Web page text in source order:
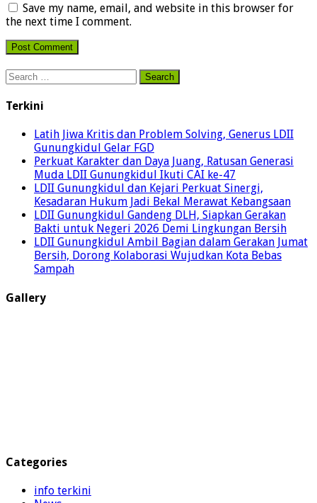
Save my name, email, and website in this browser for
the next time I comment.
Search
for:
Terkini
Latih Jiwa Kritis dan Problem Solving, Generus LDII
Gunungkidul Gelar FGD
Perkuat Karakter dan Daya Juang, Ratusan Generasi
Muda LDII Gunungkidul Ikuti CAI ke-47
LDII Gunungkidul dan Kejari Perkuat Sinergi,
Kesadaran Hukum Jadi Bekal Merawat Kebangsaan
LDII Gunungkidul Gandeng DLH, Siapkan Gerakan
Bakti untuk Negeri 2026 Demi Lingkungan Bersih
LDII Gunungkidul Ambil Bagian dalam Gerakan Jumat
Bersih, Dorong Kolaborasi Wujudkan Kota Bebas
Sampah
Gallery
Categories
info terkini